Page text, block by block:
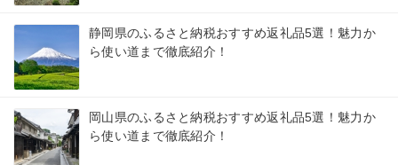
静岡県のふるさと納税おすすめ返礼品5選！魅力か
ら使い道まで徹底紹介！
岡山県のふるさと納税おすすめ返礼品5選！魅力か
ら使い道まで徹底紹介！